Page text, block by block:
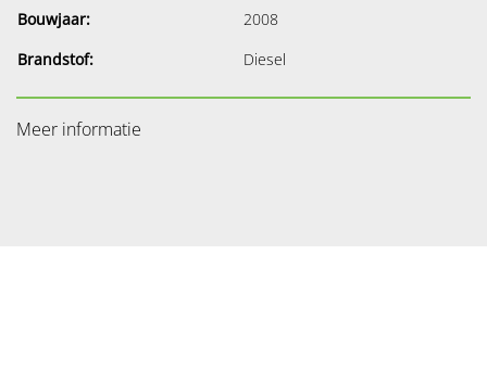
Bouwjaar:
2008
Brandstof:
Diesel
Meer informatie